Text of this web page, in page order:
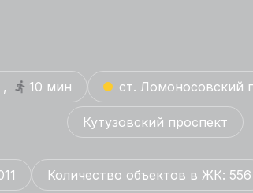
10 мин ст. Ломоносовский
Кутузовский проспект
Количество объектов в ЖК: 556